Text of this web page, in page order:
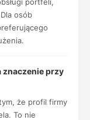
osób
znaczenie przy
że profil firmy
To nie